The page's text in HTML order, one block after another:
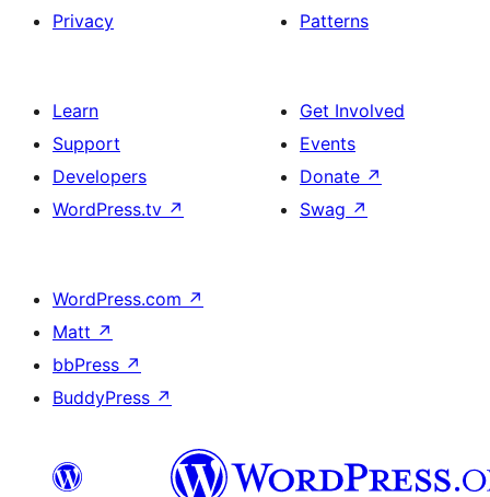
Privacy
Patterns
Learn
Support
Developers
WordPress.tv ↗
Get Involved
Events
Donate ↗
Swag ↗
WordPress.com ↗
Matt ↗
bbPress ↗
BuddyPress ↗